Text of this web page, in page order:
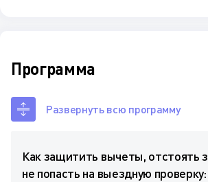
Программа
Развернуть всю программу
Как защитить вычеты, отстоять
не попасть на выездную проверку: